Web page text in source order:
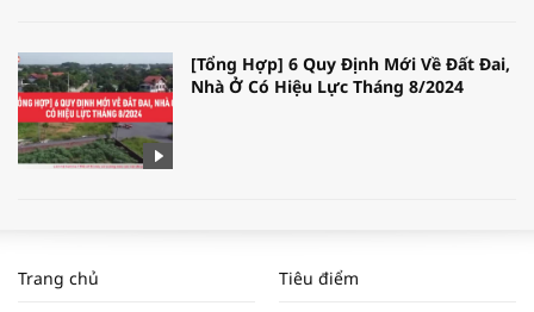
[Tổng Hợp] 6 Quy Định Mới Về Đất Đai,
Nhà Ở Có Hiệu Lực Tháng 8/2024
NAM NĂM 2024 VÀ NĂM 2025 | NHỊP
ĐẬP THỊ TRƯỜNG #62
Trang chủ Tiêu điểm